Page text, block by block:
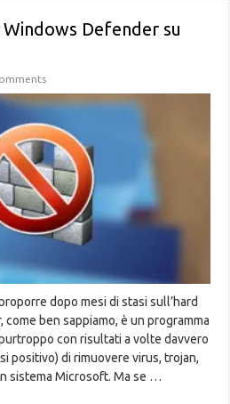
Defender su
dopo mesi di stasi sull’hard
ben sappiamo, è un programma
con risultati a volte davvero
positivo) di rimuovere virus, trojan,
sistema Microsoft. Ma se …